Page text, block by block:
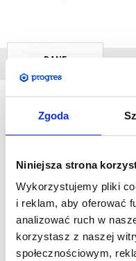
Zgoda
Niniejsza strona
Wykorzystujemy pliki
i reklam, aby oferować
analizować ruch w
korzystasz z naszej
społecznościowym,
DANE
co czyni z niej idealne
najróżniejszych imprez
podstawę i korzystaj z
SPECYFIKACJA:
Wysokość w linii